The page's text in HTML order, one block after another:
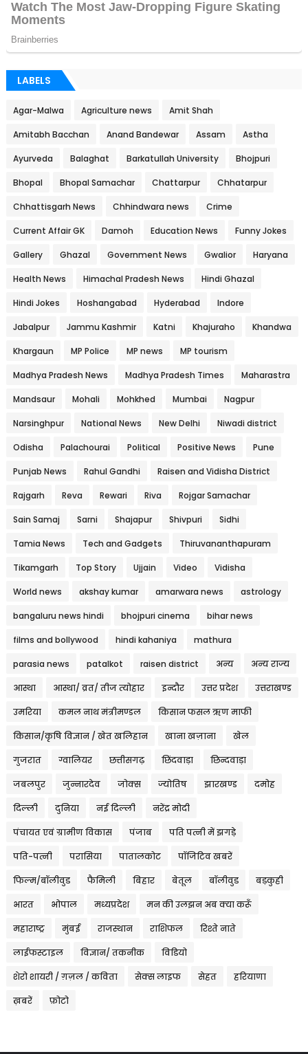
LABELS
Agar-Malwa Agriculture news Amit Shah
Amitabh Bacchan Anand Bandewar Assam Astha
Ayurveda Balaghat Barkatullah University Bhojpuri
Bhopal Bhopal Samachar Chattarpur Chhatarpur
Chhattisgarh News Chhindwara news Crime
Current Affair GK Damoh Education News Funny Jokes
Gallery Ghazal Government News Gwalior Haryana
Health News Himachal Pradesh News Hindi Ghazal
Hindi Jokes Hoshangabad Hyderabad Indore
Jabalpur Jammu Kashmir Katni Khajuraho Khandwa
Khargaun MP Police MP news MP tourism
Madhya Pradesh News Madhya Pradesh Times Maharastra
Mandsaur Mohali Mohkhed Mumbai Nagpur
Narsinghpur National News New Delhi Niwadi district
Odisha Palachourai Political Positive News Pune
Punjab News Rahul Gandhi Raisen and Vidisha District
Rajgarh Reva Rewari Riva Rojgar Samachar
Sain Samaj Sarni Shajapur Shivpuri Sidhi
Tamia News Tech and Gadgets Thiruvananthapuram
Tikamgarh Top Story Ujjain Video Vidisha
World news akshay kumar amarwara news astrology
bangaluru news hindi bhojpuri cinema bihar news
films and bollywood hindi kahaniya mathura
parasia news patalkot raisen district अन्य अन्य राज्य
आस्था आस्था/ व्रत/ तीज त्‍योहार इन्दौर उत्तर प्रदेश उत्तराखण्ड
उमरिया कमल नाथ मंत्रीमण्डल किसान फसल ऋण माफी
किसान/कृषि विज्ञान / खेत खलिहान खाना खज़ाना खेल
गुजरात ग्वालियर छत्तीसगढ़ छिंदवाड़ा छिन्दवाड़ा
जबलपुर जुन्नारदेव जोक्स ज्योतिष झारखण्ड दमोह
दिल्ली दुनिया नई दिल्ली नरेंद्र मोदी
पंचायत एवं ग्रामीण विकास पंजाब पति पत्नी में झगड़े
पति-पत्नी परासिया पातालकोट पॉजिटिव खबरें
फिल्म/बॉलीवुड फैमिली बिहार बेतूल बॉलीवुड बड़कुही
भारत भोपाल मध्यप्रदेश मन की उलझन अब क्या करूँ
महाराष्ट्र मुंबई राजस्थान राशिफल रिश्ते नाते
लाईफस्टाइल विज्ञान/ तकनीक विडियो
शेरो शायरी / ग़ज़ल / कविता सेक्स लाइफ सेहत हरियाणा
ख़बरें फ़ोटो